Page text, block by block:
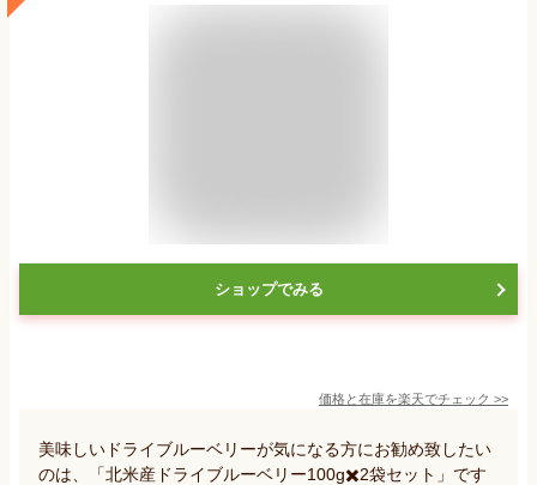
ショップでみる
価格と在庫を楽天でチェック >>
美味しいドライブルーベリーが気になる方にお勧め致したい
のは、「北米産ドライブルーベリー100g✖️2袋セット」です